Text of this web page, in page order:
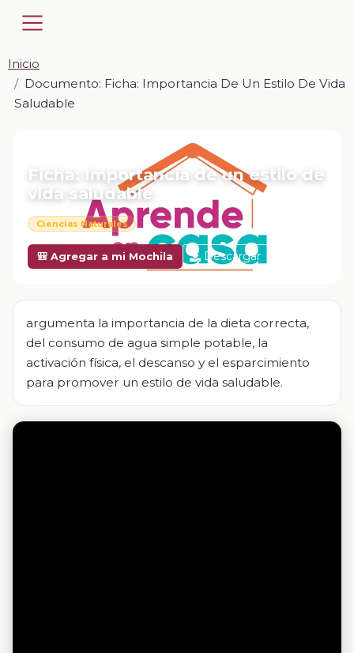
Inicio
Documento: Ficha: Importancia De Un Estilo De Vida
Saludable
Ficha: Importancia de un estilo de
vida saludable
Ciencias Naturales
🎒 Agregar a mi Mochila Descargar
argumenta la importancia de la dieta correcta,
del consumo de agua simple potable, la
activación física, el descanso y el esparcimiento
para promover un estilo de vida saludable.